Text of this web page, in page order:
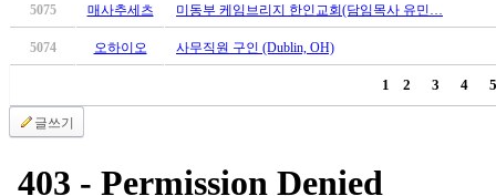
브
국
소
야
즐
5075 매사추세츠 미동부 케임브리지 한인교회(담임목사 유민…
5074 오하이오 사무직원 구인 (Dublin, OH)
1 2 3 4 5
글쓰기